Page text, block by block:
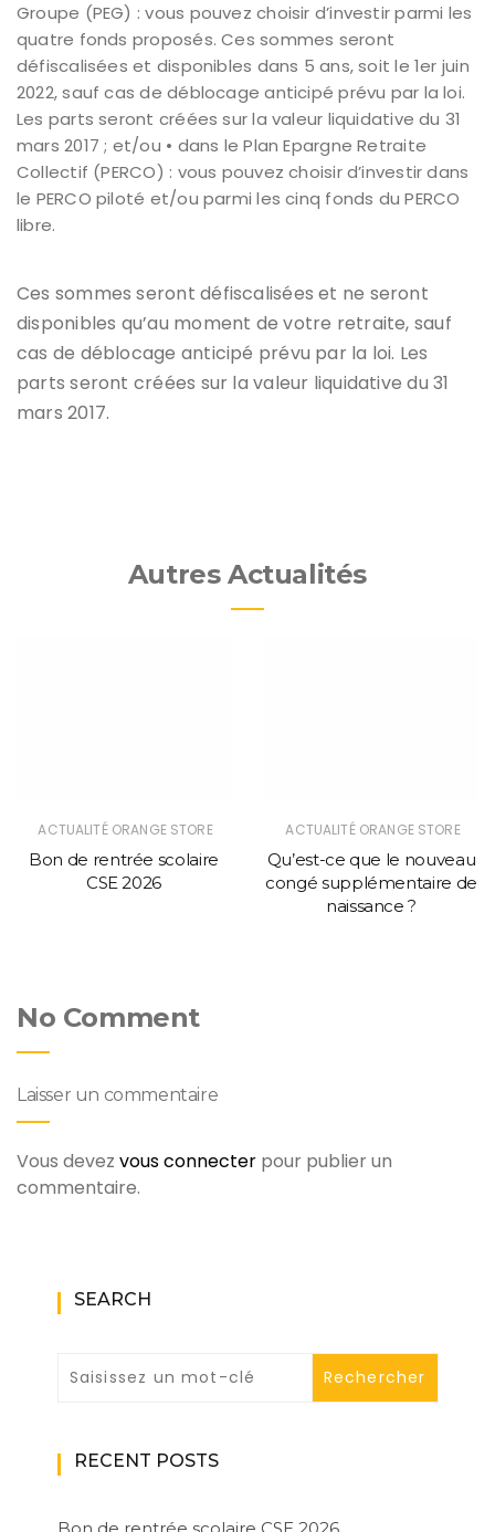
Groupe (PEG) : vous pouvez choisir d’investir parmi les
quatre fonds proposés. Ces sommes seront
défiscalisées et disponibles dans 5 ans, soit le 1er juin
2022, sauf cas de déblocage anticipé prévu par la loi.
Les parts seront créées sur la valeur liquidative du 31
mars 2017 ; et/ou • dans le Plan Epargne Retraite
Collectif (PERCO) : vous pouvez choisir d’investir dans
le PERCO piloté et/ou parmi les cinq fonds du PERCO
libre.
Ces sommes seront défiscalisées et ne seront
disponibles qu’au moment de votre retraite, sauf
cas de déblocage anticipé prévu par la loi. Les
parts seront créées sur la valeur liquidative du 31
mars 2017.
Autres Actualités
ACTUALITÉ ORANGE STORE
Bon de rentrée scolaire
CSE 2026
ACTUALITÉ ORANGE STORE
Qu’est-ce que le nouveau
congé supplémentaire de
naissance ?
No Comment
Laisser un commentaire
Vous devez vous connecter pour publier un
commentaire.
SEARCH
RECENT POSTS
Bon de rentrée scolaire CSE 2026